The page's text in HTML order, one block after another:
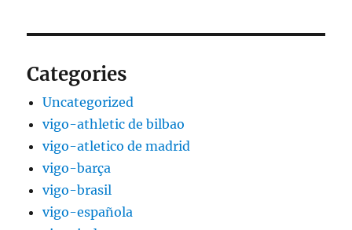
Categories
Uncategorized
vigo-athletic de bilbao
vigo-atletico de madrid
vigo-barça
vigo-brasil
vigo-española